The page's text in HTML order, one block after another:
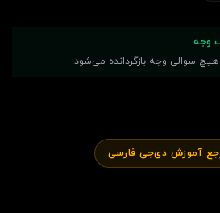
سوالی وجه بازگردانده می‌شود.